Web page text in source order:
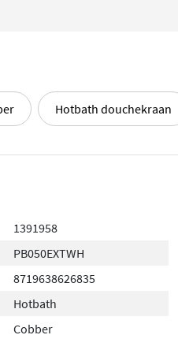
met kinderen. De
Hotbath douchekraan
1391958
PB050EXTWH
8719638626835
Hotbath
Cobber